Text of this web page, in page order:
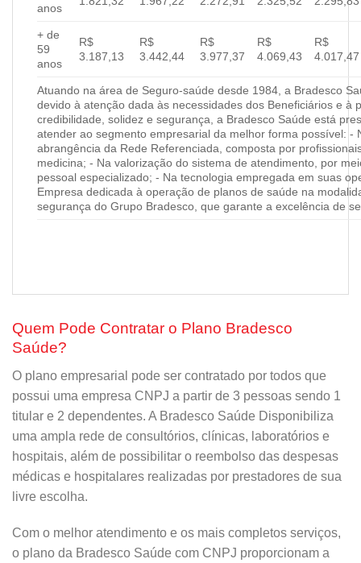
anos
+ de
59
anos
R$
3.187,13
R$
3.442,44
R$
3.977,37
R$
4.069,43
R$
4.017,47
Atuando na área de Seguro-saúde desde 1984, a Bradesco
devido à atenção dada às necessidades dos Beneficiários e
credibilidade, solidez e segurança, a Bradesco Saúde está
atender ao segmento empresarial da melhor forma possível:
abrangência da Rede Referenciada, composta por
medicina; - Na valorização do sistema de atendimento, por
pessoal especializado; - Na tecnologia empregada em suas
Empresa dedicada à operação de planos de saúde na
segurança do Grupo Bradesco, que garante a excelência de
Quem Pode Contratar o Plano Bradesco
Saúde?
O plano empresarial pode ser contratado por todos que
possui uma empresa CNPJ a partir de 3 pessoas sendo 1
titular e 2 dependentes. A Bradesco Saúde Disponibiliza
uma ampla rede de consultórios, clínicas, laboratórios e
hospitais, além de possibilitar o reembolso das despesas
médicas e hospitalares realizadas por prestadores de sua
livre escolha.
Com o melhor atendimento e os mais completos serviços,
o plano da Bradesco Saúde com CNPJ proporcionam a